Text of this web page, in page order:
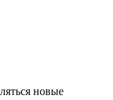
новые